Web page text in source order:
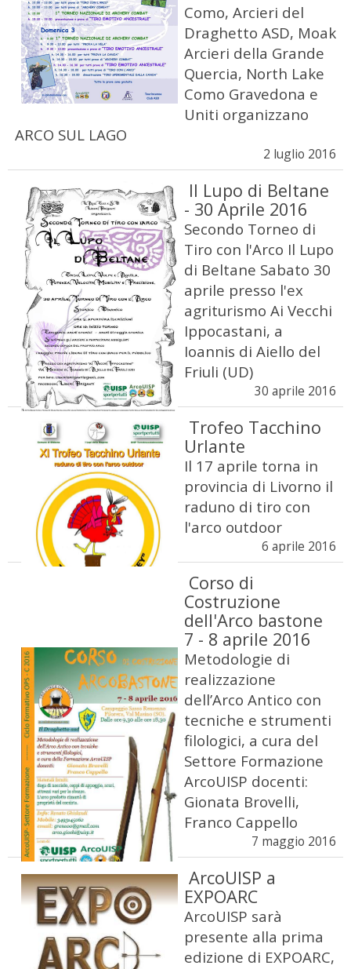
Como, Arcieri del
Draghetto ASD, Moak
Arcieri della Grande
Quercia, North Lake
Como Gravedona e
Uniti organizzano
ARCO SUL LAGO
2 luglio 2016
Il Lupo di Beltane
- 30 Aprile 2016
Secondo Torneo di
Tiro con l'Arco Il Lupo
di Beltane Sabato 30
aprile presso l'ex
agriturismo Ai Vecchi
Ippocastani, a
Ioannis di Aiello del
Friuli (UD)
30 aprile 2016
Trofeo Tacchino
Urlante
Il 17 aprile torna in
provincia di Livorno il
raduno di tiro con
l'arco outdoor
6 aprile 2016
Corso di
Costruzione
dell'Arco bastone
7 - 8 aprile 2016
Metodologie di
realizzazione
dell’Arco Antico con
tecniche e strumenti
filologici, a cura del
Settore Formazione
ArcoUISP docenti:
Gionata Brovelli,
Franco Cappello
7 maggio 2016
ArcoUISP a
EXPOARC
ArcoUISP sarà
presente alla prima
edizione di EXPOARC,